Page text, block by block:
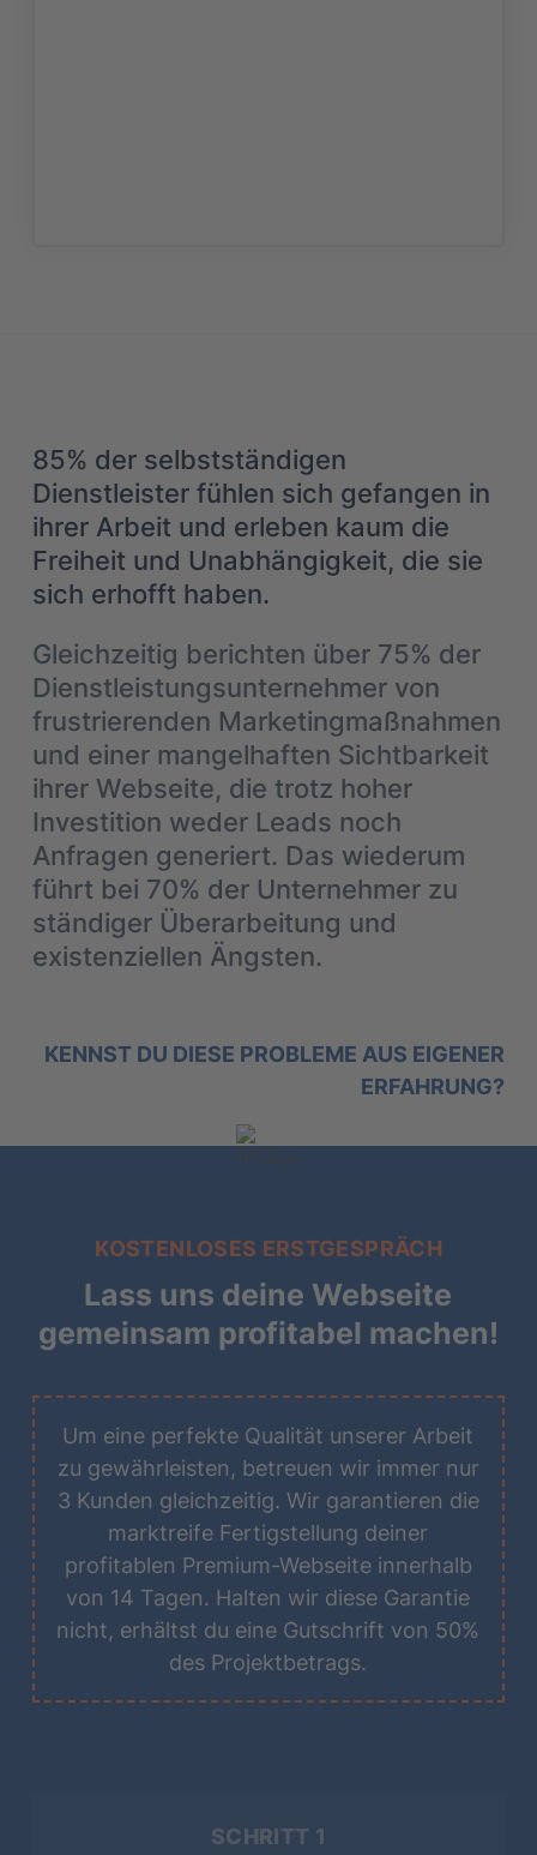
85% der selbstständigen
Dienstleister fühlen sich gefangen in
ihrer Arbeit und erleben kaum die
Freiheit und Unabhängigkeit, die sie
sich erhofft haben.
Gleichzeitig berichten über 75% der
Dienstleistungsunternehmer von
frustrierenden Marketingmaßnahmen
und einer mangelhaften Sichtbarkeit
ihrer Webseite, die trotz hoher
Investition weder Leads noch
Anfragen generiert. Das wiederum
führt bei 70% der Unternehmer zu
ständiger Überarbeitung und
existenziellen Ängsten.
KENNST DU DIESE PROBLEME AUS EIGENER
ERFAHRUNG?
KOSTENLOSES ERSTGESPRÄCH
Lass uns deine Webseite
gemeinsam profitabel machen!
Um eine perfekte Qualität unserer Arbeit
zu gewährleisten, betreuen wir immer nur
3 Kunden gleichzeitig. Wir garantieren die
marktreife Fertigstellung deiner
profitablen Premium-Webseite innerhalb
von 14 Tagen. Halten wir diese Garantie
nicht, erhältst du eine Gutschrift von 50%
des Projektbetrags.
SCHRITT 1